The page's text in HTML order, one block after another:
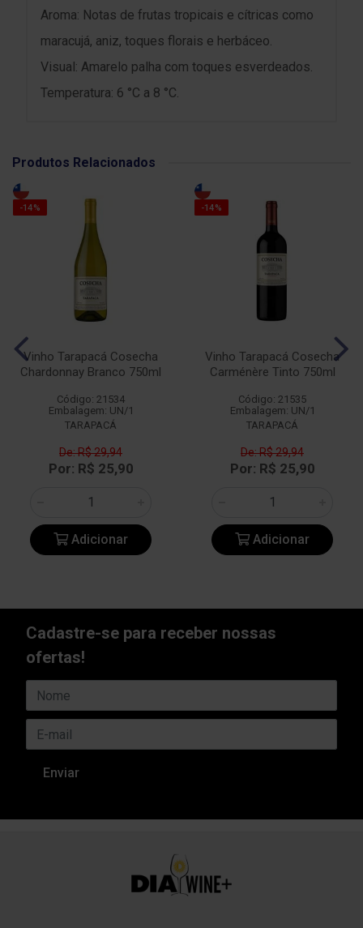
Aroma: Notas de frutas tropicais e cítricas como
maracujá, aniz, toques florais e herbáceo.
Visual: Amarelo palha com toques esverdeados.
Temperatura: 6 °C a 8 °C.
Produtos Relacionados
-14%
Vinho Tarapacá Cosecha
Chardonnay Branco 750ml
Código: 21534
Embalagem: UN/1
TARAPACÁ
De: R$ 29,94
Por: R$ 25,90
Adicionar
-14%
Vinho Tarapacá Cosecha
Carménère Tinto 750ml
Código: 21535
Embalagem: UN/1
TARAPACÁ
De: R$ 29,94
Por: R$ 25,90
Adicionar
Cadastre-se para receber nossas
ofertas!